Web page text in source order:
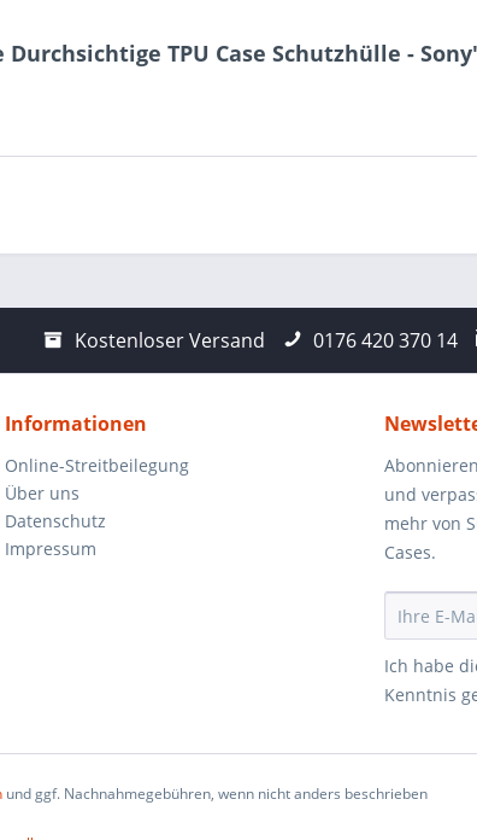
TPU Case Schutzhülle -
Kostenloser Versand 0176 420 370 14
Informationen
Online-Streitbeilegung
Über uns
Datenschutz
Impressum
und
mehr von
Cases.
Ich habe
Kenntnis
und ggf. Nachnahmegebühren, wenn nicht anders beschrieben